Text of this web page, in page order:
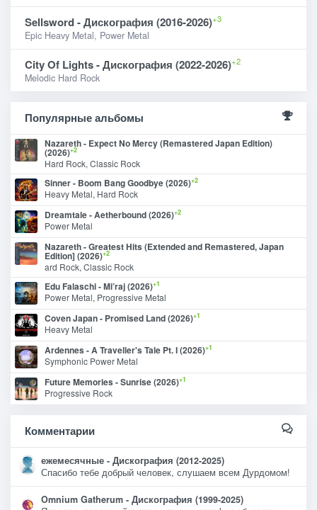
Sellsword - Дискография (2016-2026)+3
Epic Heavy Metal, Power Metal
City Of Lights - Дискография (2022-2026)+2
Melodic Hard Rock
Популярные альбомы
Nazareth - Expect No Mercy (Remastered Japan Edition)
(2026)+2
Hard Rock, Classic Rock
Sinner - Boom Bang Goodbye (2026)+2
Heavy Metal, Hard Rock
Dreamtale - Aetherbound (2026)+2
Power Metal
Nazareth - Greatest Hits (Extended and Remastered, Japan
Edition] (2026)+2
ard Rock, Classic Rock
Edu Falaschi - Mi’raj (2026)+1
Power Metal, Progressive Metal
Coven Japan - Promised Land (2026)+1
Heavy Metal
Ardennes - A Traveller's Tale Pt. I (2026)+1
Symphonic Power Metal
Future Memories - Sunrise (2026)+1
Progressive Rock
Комментарии
ежемесячные - Дискография (2012-2025)
Спасибо тебе добрый человек, слушаем всем Дурдомом!
Omnium Gatherum - Дискография (1999-2025)